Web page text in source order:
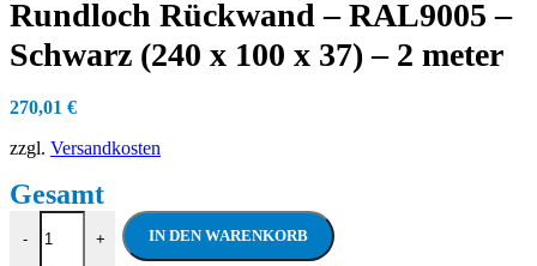
Rundloch Rückwand – RAL9005 –
Schwarz (240 x 100 x 37) – 2 meter
270,01 €
zzgl. Versandkosten
-Komplettregale - Wandregal Rundloch
+ IN DEN WARENKORB